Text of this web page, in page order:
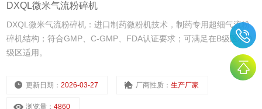
DXQL微米气流粉碎机
DXQL微米气流粉碎机：进口制药微粉机技术，制药专用超细气流粉
碎机结构；符合GMP、C-GMP、FDA认证要求；可满足在B级区和D
级区适用。
更新日期：2026-03-27 厂商性质：生产厂家
浏览量：4860